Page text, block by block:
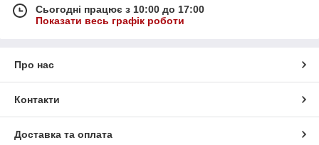
Сьогодні працює з 10:00 до 17:00
Показати весь графік роботи
Про нас
Контакти
Доставка та оплата